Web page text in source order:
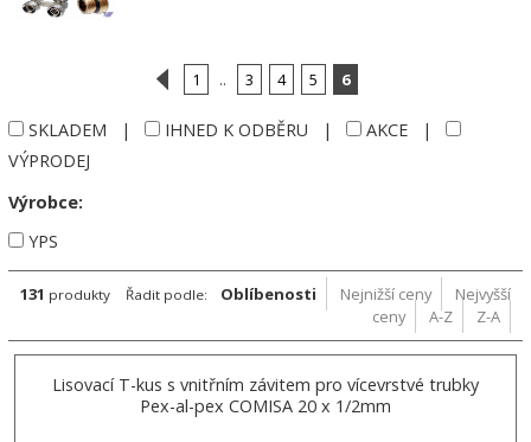
1 .. 3 4 5 6
SKLADEM | IHNED K ODBĚRU | AKCE |
VÝPRODEJ
Výrobce:
YPS
131 produkty Řadit podle: Oblíbenosti Nejnižší ceny
Nejvyšší
ceny
A-Z Z-A
Lisovací T-kus s vnitřním závitem pro vícevrstvé trubky
Pex-al-pex COMISA 20 x 1/2mm